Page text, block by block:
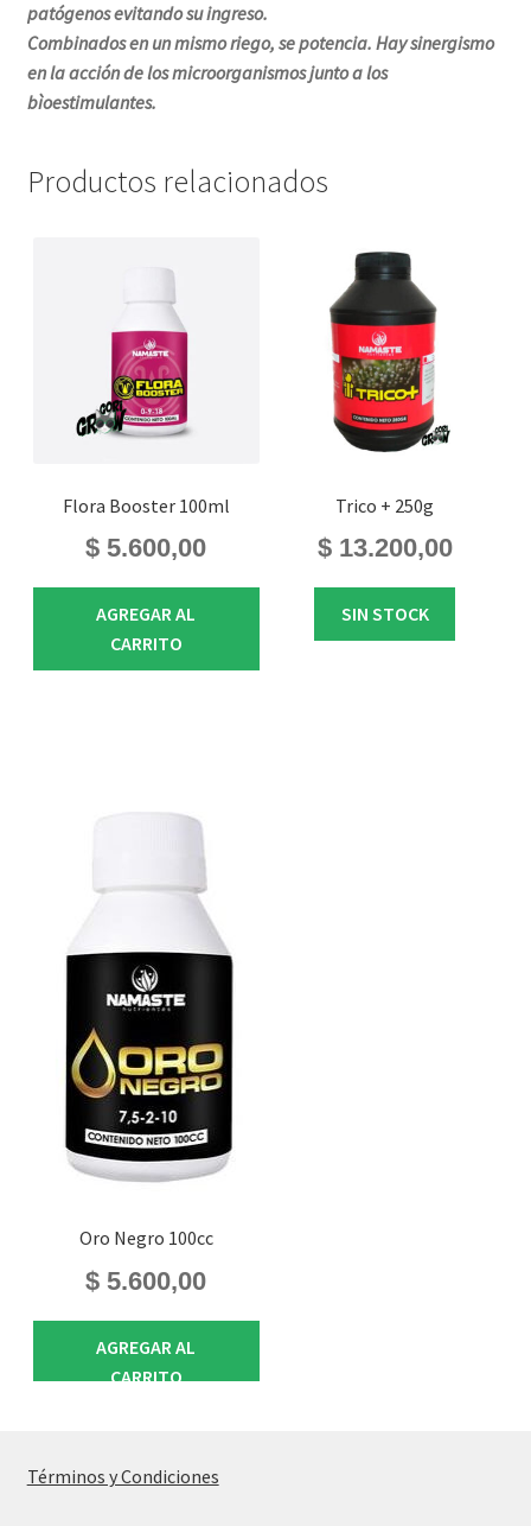
patógenos evitando su ingreso.
Combinados en un mismo riego, se potencia. Hay sinergismo
en la acción de los microorganismos junto a los
bìoestimulantes.
Productos relacionados
Flora Booster 100ml
$ 5.600,00
AGREGAR AL
CARRITO
Trico + 250g
$13.200,00
SIN STOCK
Oro Negro 100cc
$ 5.600,00
AGREGAR AL
CARRITO
Términos y Condiciones